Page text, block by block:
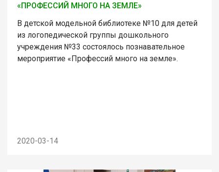
«ПРОФЕССИЙ МНОГО НА ЗЕМЛЕ»
В детской модельной библиотеке №10 для детей
из логопедической группы дошкольного
учреждения №33 состоялось познавательное
мероприятие «Профессий много на земле».
2020-03-14